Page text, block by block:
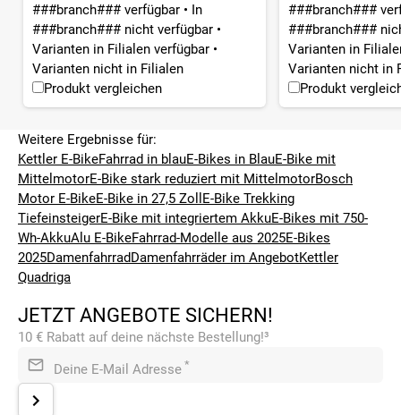
###branch### verfügbar • In
###branch### nicht verfügbar •
Varianten in Filialen verfügbar •
Varianten nicht in Filialen
Produkt vergleichen
###branch###
###branch###
Varianten in
Varianten nicht in
Produkt
Weitere Ergebnisse für:
Kettler E-BikeFahrrad in blauE-Bikes in BlauE-Bike mit
MittelmotorE-Bike stark reduziert mit MittelmotorBosch
Motor E-BikeE-Bike in 27,5 Zoll E-Bike Trekking
TiefeinsteigerE-Bike mit integriertem AkkuE-Bikes mit 750-
Wh-AkkuAlu E-BikeFahrrad-Modelle aus 2025E-Bikes
2025DamenfahrradDamenfahrräder im AngebotKettler
Quadriga
JETZT ANGEBOTE SICHERN!
10 € Rabatt auf deine nächste Bestellung!³
Deine E-Mail Adresse *